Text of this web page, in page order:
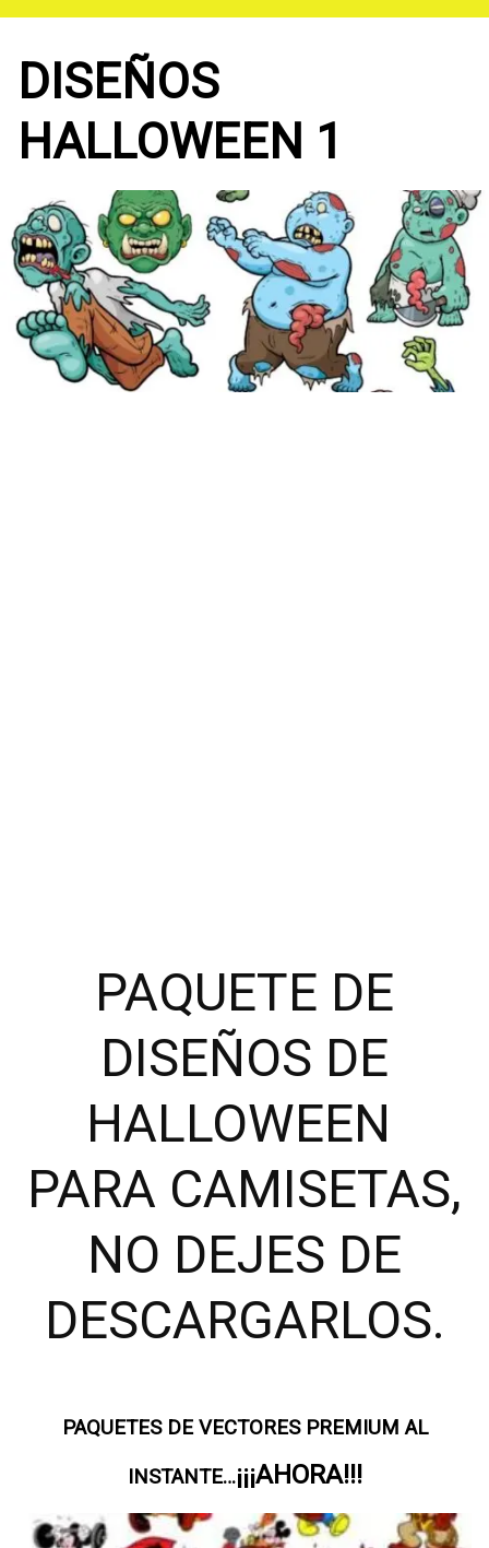
Saltar
contenido
DISEÑOS
HALLOWEEN 1
PAQUETE DE
DISEÑOS DE
HALLOWEEN
PARA CAMISETAS,
NO DEJES DE
DESCARGARLOS.
PAQUETES DE VECTORES PREMIUM AL
INSTANTE…¡¡¡AHORA!!!